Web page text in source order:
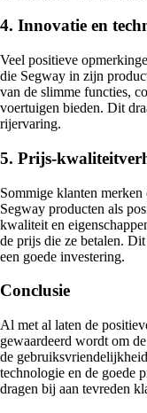
4. Innovatie en
Veel positieve
die Segway in zijn
van de slimme functies,
voertuigen bieden. Dit
rijervaring.
5. Prijs-
Sommige klanten
Segway producten als
kwaliteit en
de prijs die ze betalen.
een goede investering.
Conclusie
Al met al laten de
gewaardeerd wordt om
de
technologie en de goede
dragen bij aan tevreden